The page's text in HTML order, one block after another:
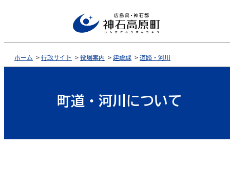
ホーム > 行政サイト > 役場案内 > 建設課 > 道路・河川
町道・河川について